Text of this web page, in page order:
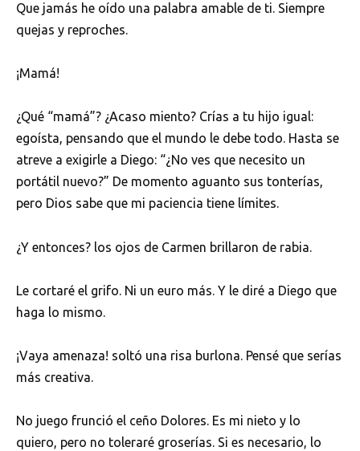
Que jamás he oído una palabra amable de ti. Siempre
quejas y reproches.
¡Mamá!
¿Qué “mamá”? ¿Acaso miento? Crías a tu hijo igual:
egoísta, pensando que el mundo le debe todo. Hasta se
atreve a exigirle a Diego: “¿No ves que necesito un
portátil nuevo?” De momento aguanto sus tonterías,
pero Dios sabe que mi paciencia tiene límites.
¿Y entonces? los ojos de Carmen brillaron de rabia.
Le cortaré el grifo. Ni un euro más. Y le diré a Diego que
haga lo mismo.
¡Vaya amenaza! soltó una risa burlona. Pensé que serías
más creativa.
No juego frunció el ceño Dolores. Es mi nieto y lo
quiero, pero no toleraré groserías. Si es necesario, lo